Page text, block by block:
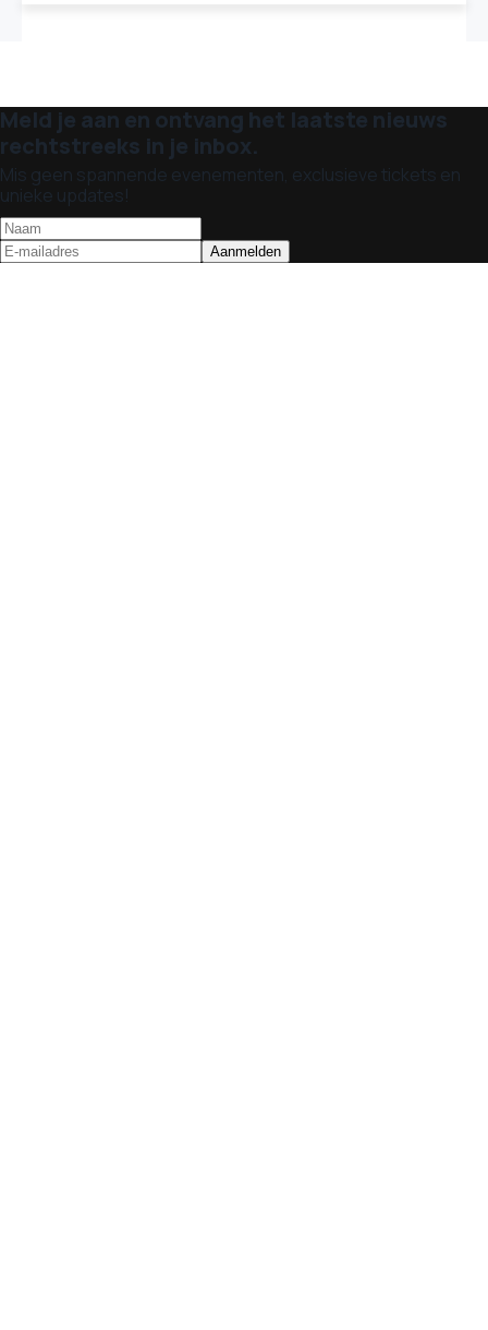
Meld je aan en ontvang het laatste nieuws
rechtstreeks in je inbox.
Mis geen spannende evenementen, exclusieve tickets en
unieke updates!